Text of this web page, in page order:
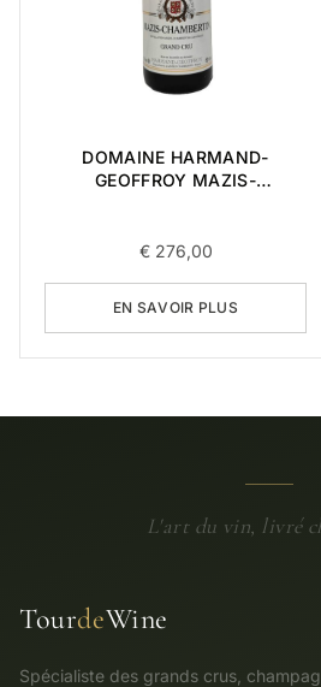
DOMAINE HARMAND-
GEOFFROY MAZIS-
€276,00
EN SAVOIR PLUS
L'art du vin, livré
TourdeWine
Spécialiste des grands crus,